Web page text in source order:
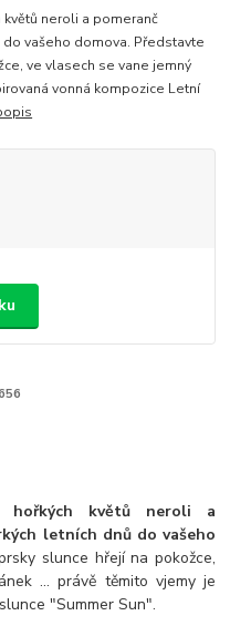
květů neroli a pomeranč
vašeho domova. Představte
ve vlasech se vane jemný
vonná kompozice Letní
hořkých květů neroli a
letních dnů do vašeho
slunce hřejí na pokožce,
... právě těmito vjemy je
"Summer Sun".